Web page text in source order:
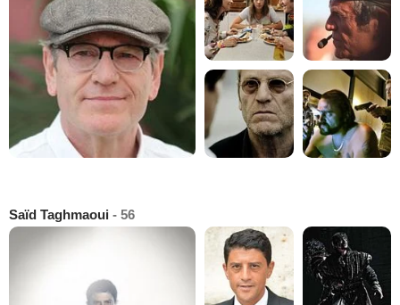
Saïd Taghmaoui - 56